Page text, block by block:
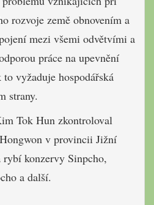
rozvoje země obnovením a
mezi všemi odvětvími a
práce na upevnění
vyžaduje hospodářská
strany.
Tok Hun zkontroloval
v provincii Jižní
konzervy Sinpcho,
a další.